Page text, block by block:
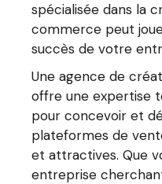
spécialisée dans la
commerce peut
succès de votre
Une agence de
offre une expertise
pour concevoir et
plateformes de
et attractives. Que
entreprise